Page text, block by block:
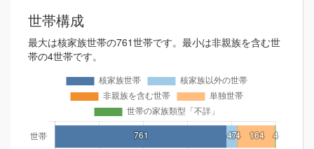
世帯構成
最大は核家族世帯の761世帯です。最小は非親族を含む世
帯の4世帯です。